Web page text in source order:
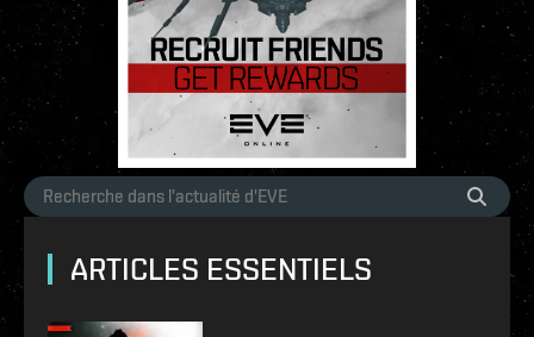
ARTICLES ESSENTIELS